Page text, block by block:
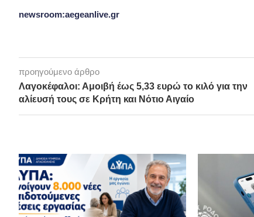
newsroom:aegeanlive.gr
προηγούμενο άρθρο
Λαγοκέφαλοι: Αμοιβή έως 5,33 ευρώ το κιλό για την
αλίευσή τους σε Κρήτη και Νότιο Αιγαίο